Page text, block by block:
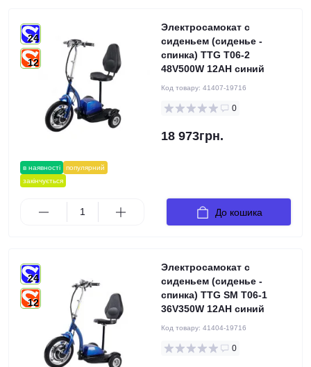
в наявності
популярний
закінчується
24
12
Электросамокат с
сиденьем (сиденье -
спинка) TTG T06-2
48V500W 12AH синий
Код товару: 41407-19716
0
18 973грн.
До кошика
24
12
Электросамокат с
сиденьем (сиденье -
спинка) TTG SM T06-1
36V350W 12AH синий
Код товару: 41404-19716
0